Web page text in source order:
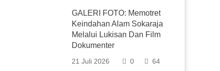
GALERI FOTO: Memotret
Keindahan Alam Sokaraja
Melalui Lukisan Dan Film
Dokumenter
21 Juli 2026 0 64